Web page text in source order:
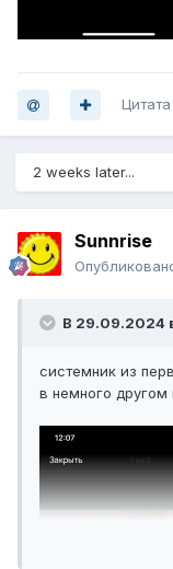
Цитата
2 weeks later...
Sunnrise
В 29.09.2024
системник из
в немного другом